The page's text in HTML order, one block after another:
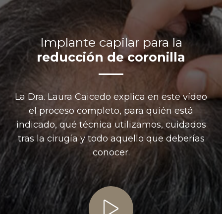
Implante capilar para la
reducción de coronilla
La Dra. Laura Caicedo explica en este vídeo
el proceso completo, para quién está
indicado, qué técnica utilizamos, cuidados
tras la cirugía y todo aquello que deberías
conocer.